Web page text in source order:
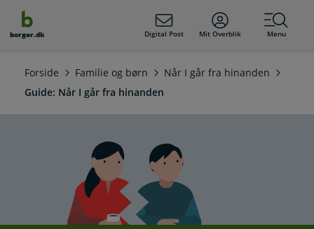
borger.dk Digital Post Mit Overblik Menu
Forside Familie og børn
Når I går fra hinanden
Guide: Når I går fra hinanden